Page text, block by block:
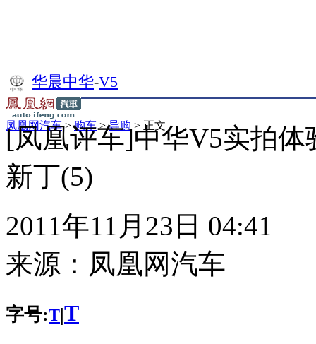
华晨中华-V5
凤凰网汽车>购车>导购 > 正文
[凤凰评车]中华V5实拍体
新丁(5)
2011年11月23日 04:41
来源： 凤凰网汽车
字号:T|T